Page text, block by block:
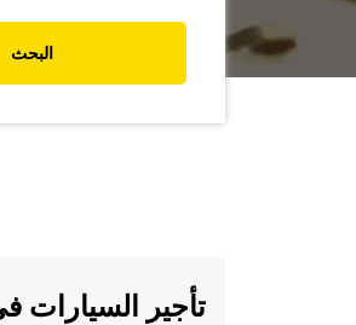
البحث